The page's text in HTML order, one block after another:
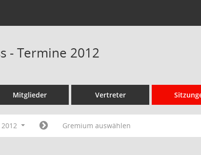
- Termine 2012
Mitglieder Vertreter
2012 Gremium auswählen